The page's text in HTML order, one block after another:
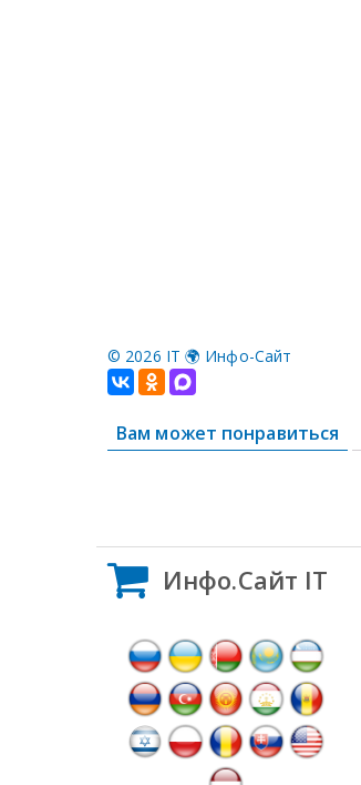
© 2026 IT 🌍 Инфо-Сайт
Вам может понравиться
Инфо.Сайт IT